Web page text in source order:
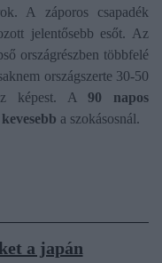
A záporos csapadék
jelentősebb esőt. Az
országrészben többfelé
országszerte 30-50
képest. A90 napos
a szokásosnál.
a japán